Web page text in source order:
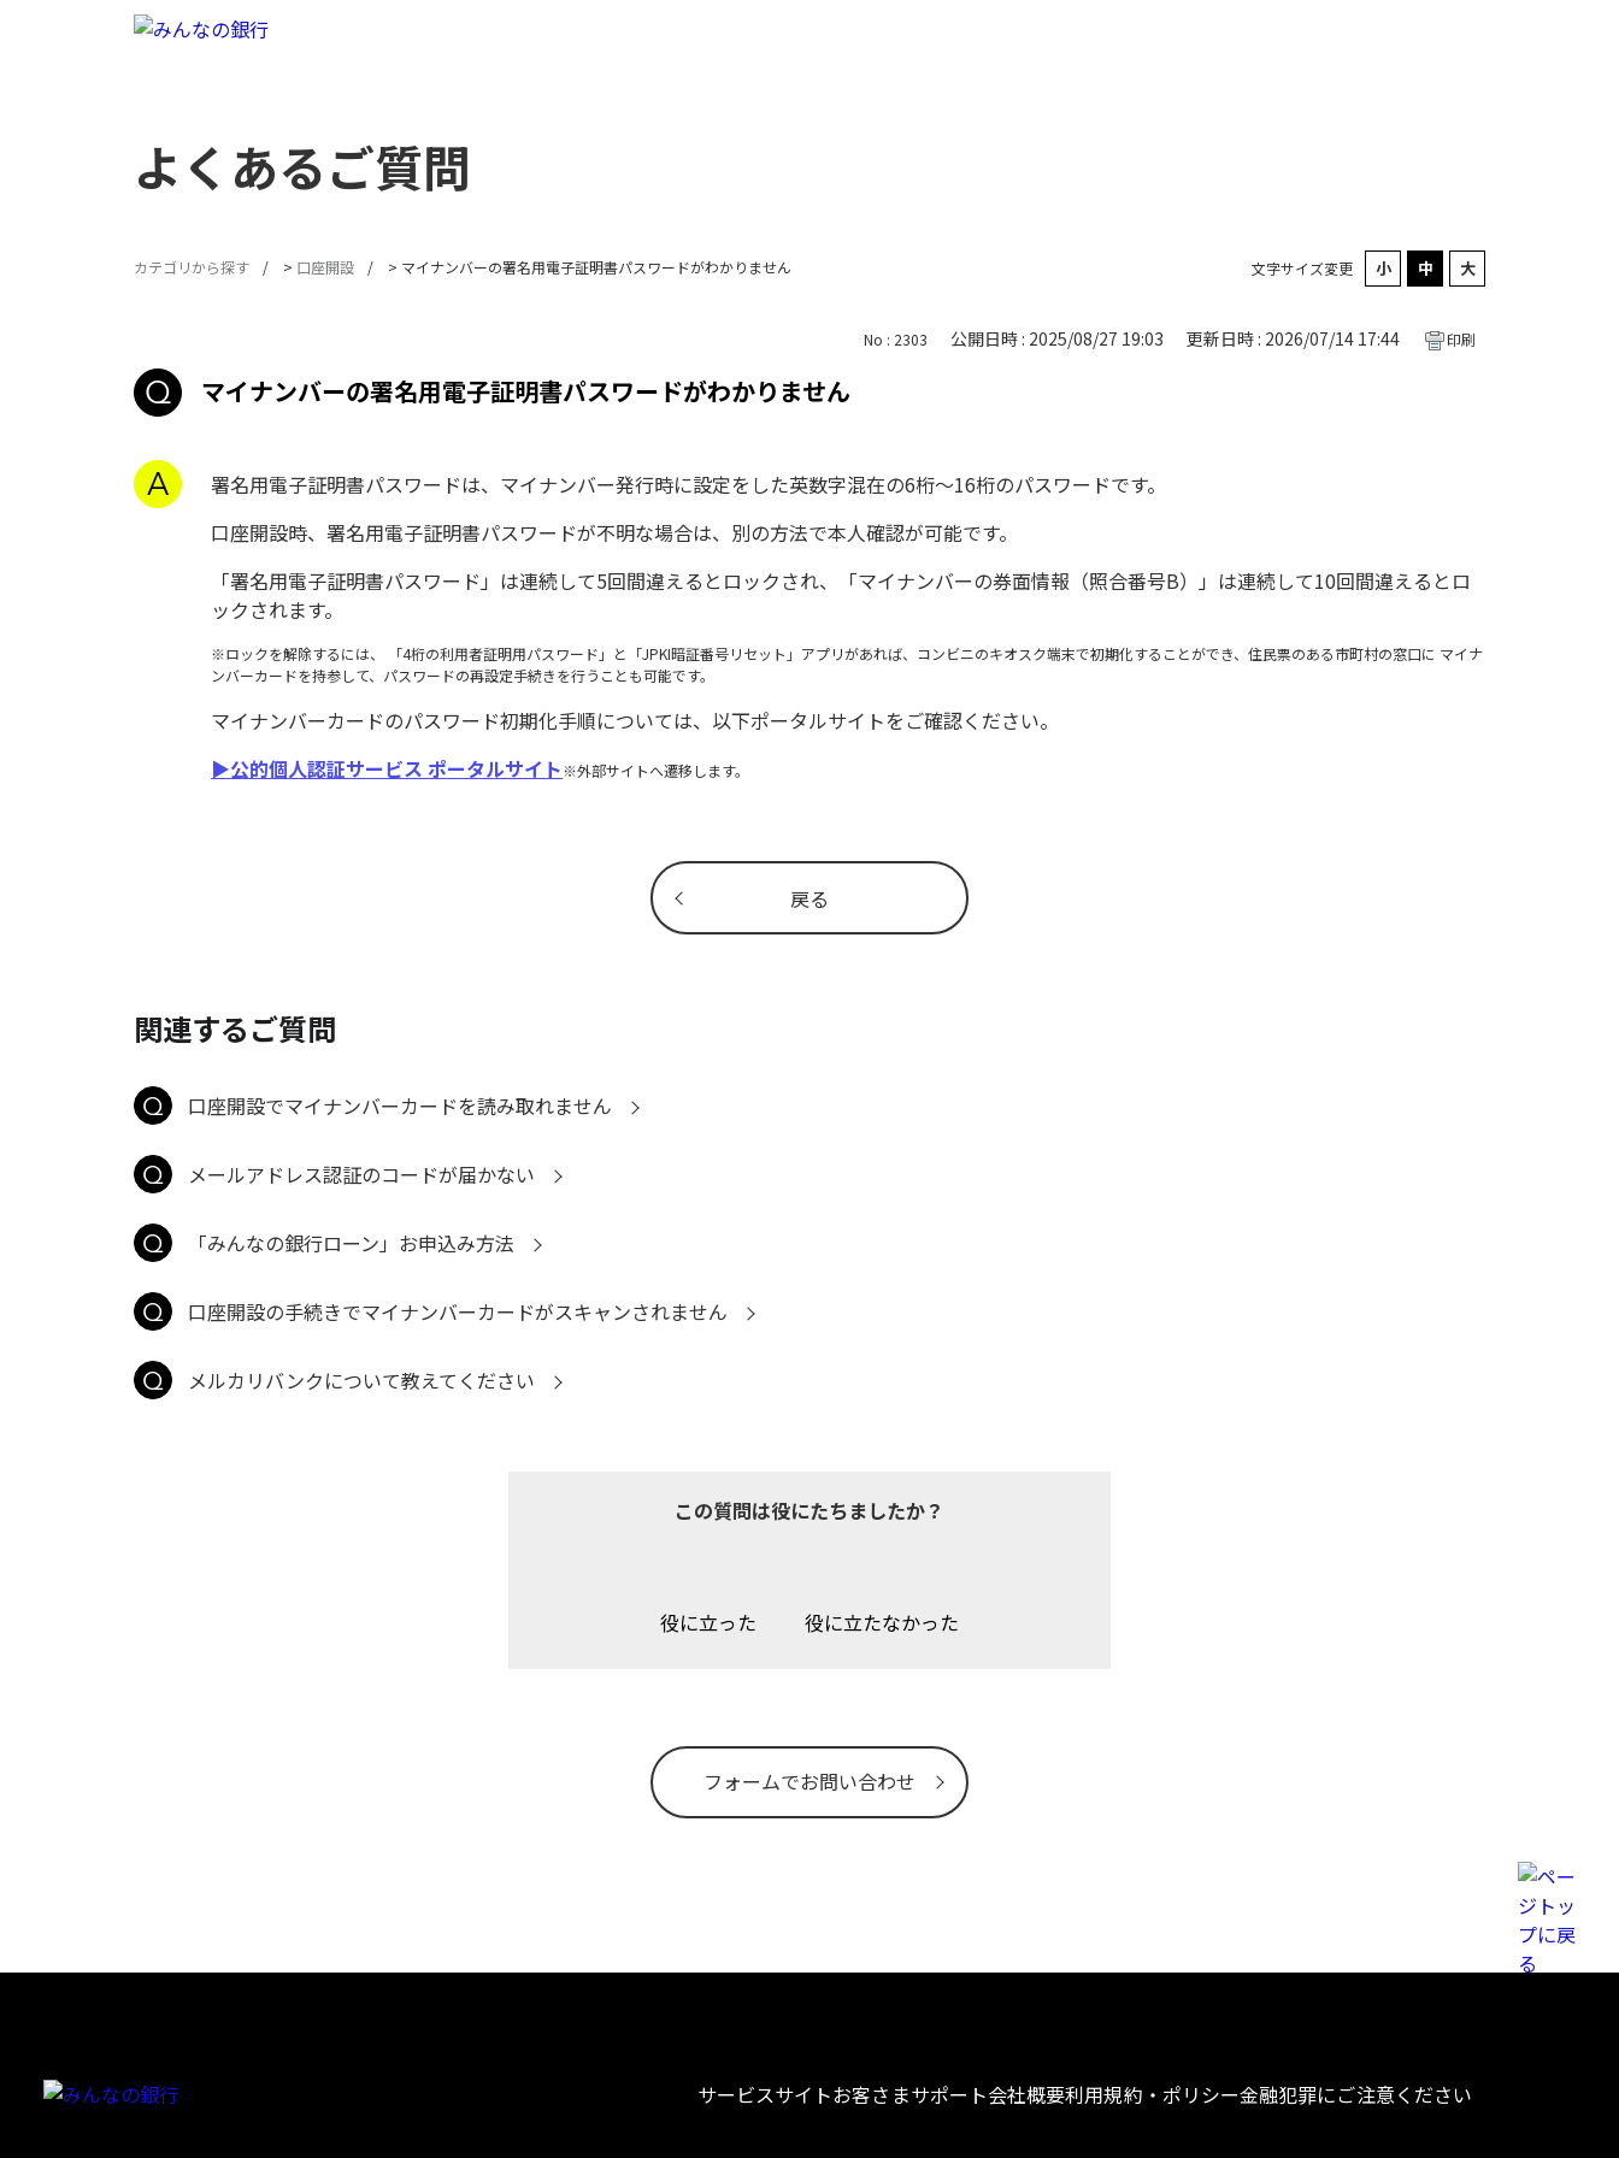
よくあるご質問
文字サイズ変更
カテゴリから探す > 口座開設 > マイナンバーの署名用電子証明書パスワードがわかりません
戻る
No : 2303 公開日時 : 2025/08/27 19:03 更新日時 : 2026/07/14 17:44 印刷
マイナンバーの署名用電子証明書パスワードがわかりません
署名用電子証明書パスワードは、マイナンバー発行時に設定をした英数字混在の6桁〜16桁のパスワードです。
口座開設時、署名用電子証明書パスワードが不明な場合は、別の方法で本人確認が可能です。
「署名用電子証明書パスワード」は連続して5回間違えるとロックされ、「マイナンバーの券面情報（照合番号B）」は連続して10回間違えるとロ
ックされます。
※ロックを解除するには、 「4桁の利用者証明用パスワード」と「JPKI暗証番号リセット」アプリがあれば、コンビニのキオスク端末で初期化することができ、住民票のある市町村の窓口に マイナ
ンバーカードを持参して、パスワードの再設定手続きを行うことも可能です。
マイナンバーカードのパスワード初期化手順については、以下ポータルサイトをご確認ください。
▶公的個人認証サービス ポータルサイト※外部サイトへ遷移します。
関連するご質問
口座開設でマイナンバーカードを読み取れません
メールアドレス認証のコードが届かない
「みんなの銀行ローン」お申込み方法
口座開設の手続きでマイナンバーカードがスキャンされません
メルカリバンクについて教えてください
この質問は役にたちましたか？
役に立った 役に立たなかった
フォームでお問い合わせ
サービスサイトお客さまサポート会社概要利用規約・ポリシー金融犯罪にご注意ください